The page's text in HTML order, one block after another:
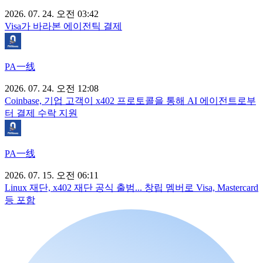
2026. 07. 24. 오전 03:42
Visa가 바라본 에이전틱 결제
PA一线
2026. 07. 24. 오전 12:08
Coinbase, 기업 고객이 x402 프로토콜을 통해 AI 에이전트로부
터 결제 수락 지원
PA一线
2026. 07. 15. 오전 06:11
Linux 재단, x402 재단 공식 출범... 창립 멤버로 Visa, Mastercard
등 포함